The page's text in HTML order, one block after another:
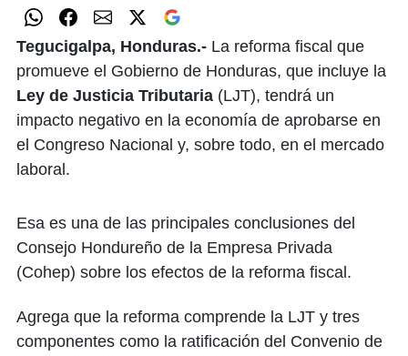
Tegucigalpa, Honduras.- La reforma fiscal que
promueve el Gobierno de Honduras, que incluye la
Ley de Justicia Tributaria (LJT), tendrá un
impacto negativo en la economía de aprobarse en
el Congreso Nacional y, sobre todo, en el mercado
laboral.
Esa es una de las principales conclusiones del
Consejo Hondureño de la Empresa Privada
(Cohep) sobre los efectos de la reforma fiscal.
Agrega que la reforma comprende la LJT y tres
componentes como la ratificación del Convenio de